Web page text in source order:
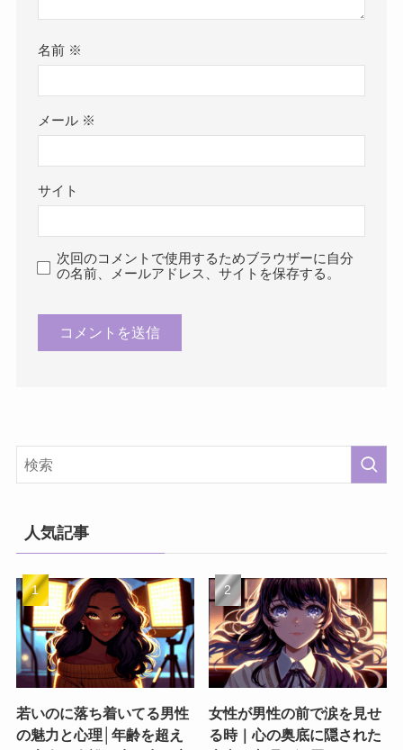
名前 ※
メール ※
サイト
次回のコメントで使用するためブラウザーに自分
の名前、メールアドレス、サイトを保存する。
人気記事
若いのに落ち着いてる男性
の魅力と心理│年齢を超え
女性が男性の前で涙を見せ
る時｜心の奥底に隠された